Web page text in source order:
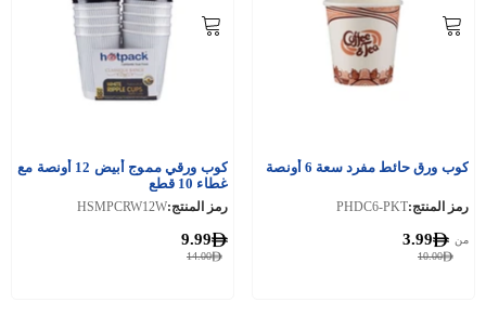
كوب ورق حائط مفرد سعة 6 أونصة
رمز المنتج:PHDC6-PKT
10.00
من 3.99
كوب ورقي مموج أبيض 12 أونصة مع
غطاء 10 قطع
رمز المنتج:HSMPCRW12W
14.00
9.99